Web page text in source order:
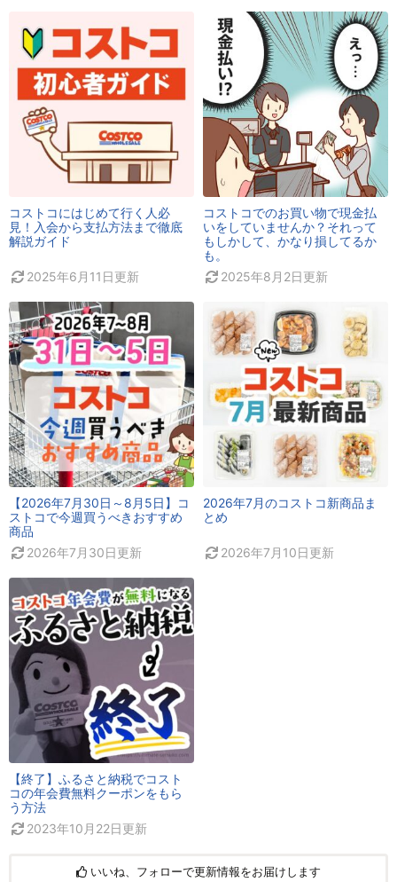
コストコにはじめて行く人必
見！入会から支払方法まで徹底
解説ガイド
2025年6月11日更新
コストコでのお買い物で現金払
いをしていませんか？それって
もしかして、かなり損してるか
も。
2025年8月2日更新
【2026年7月30日～8月5日】コ
ストコで今週買うべきおすすめ
商品
2026年7月30日更新
2026年7月のコストコ新商品ま
とめ
2026年7月10日更新
【終了】ふるさと納税でコスト
コの年会費無料クーポンをもら
う方法
2023年10月22日更新
いいね、フォローで更新情報をお届けします